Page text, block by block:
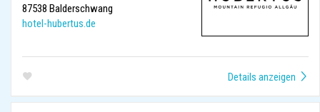
87538 Balderschwang
hotel-hubertus.de